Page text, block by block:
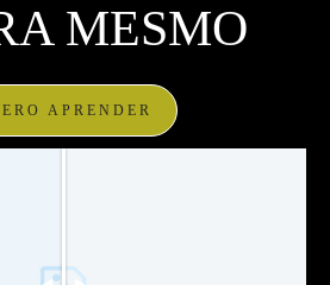
MESMO
APRENDER